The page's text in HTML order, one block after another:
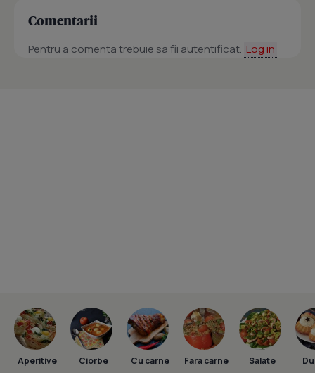
Comentarii
Pentru a comenta trebuie sa fii autentificat. Log in
Aperitive Ciorbe Cu carne Fara carne Salate